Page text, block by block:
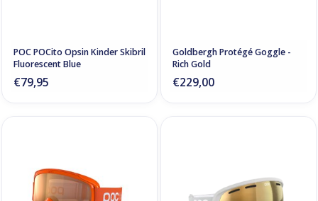
POC POCito Opsin Kinder Skibril
Fluorescent Blue
€79,95
Goldbergh Protégé Goggle -
Rich Gold
€229,00